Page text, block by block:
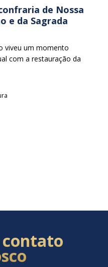
de Nossa
e da Sagrada
viveu um momento
com a restauração da